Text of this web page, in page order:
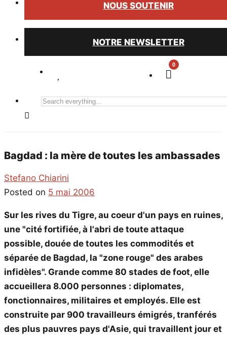
NOUS SOUTENIR
NOTRE NEWSLETTER
0
Search
Bagdad : la mère de toutes les ambassades
Stefano Chiarini
Posted on 5 mai 2006
Sur les rives du Tigre, au coeur d'un pays en ruines,
une "cité fortifiée, à l'abri de toute attaque
possible, douée de toutes les commodités et
séparée de Bagdad, la "zone rouge" des arabes
infidèles". Grande comme 80 stades de foot, elle
accueillera 8.000 personnes : diplomates,
fonctionnaires, militaires et employés. Elle est
construite par 900 travailleurs émigrés, tranférés
des plus pauvres pays d'Asie, qui travaillent jour et